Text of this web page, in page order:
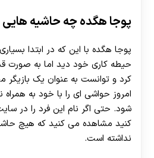
پوجا هگده چه حاشیه
پوجا هگده با این که در ابتدا
حیطه کاری خود دید اما به صورت
کرد و توانست به عنوان یک بازیگر
امروز حواشی ای را با خود به
شود. حتی اگر نام این فرد را در
کنید مشاهده می کنید که هیچ
نداشته است.